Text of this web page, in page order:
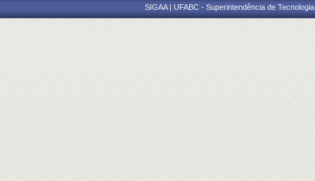
SIGAA | UFABC - Superintendência de